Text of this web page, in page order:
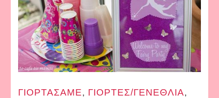
ΓΙΟΡΤΑΣΑΜΕ, ΓΙΟΡΤΕΣ/ΓΕΝΕΘΛΙΑ,